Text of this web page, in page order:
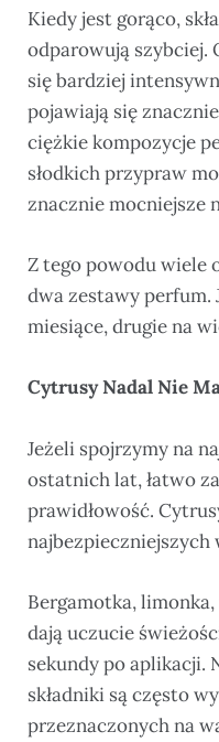
Kiedy jest gorąco,
odparowują szybciej.
się bardziej
pojawiają się
ciężkie kompozycje
słodkich przypraw
znacznie mocniejsze
Z tego powodu wiele
dwa zestawy perfum.
miesiące, drugie na
Cytrusy Nadal Nie
Jeżeli spojrzymy na
ostatnich lat, łatwo
prawidłowość.
najbezpieczniejszych
Bergamotka,
dają uczucie
sekundy po aplikacji.
składniki są często
przeznaczonych na